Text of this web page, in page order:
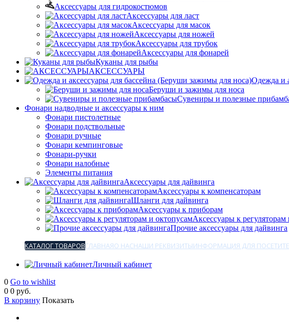
Аксессуары для гидрокостюмов
Аксессуары для ласт
Аксессуары для масок
Аксессуары для ножей
Аксессуары для трубок
Аксессуары для фонарей
Куканы для рыбы
АКСЕССУАРЫ
Одежда и
Беруши и зажимы для носа
Сувениры и полезные
Фонари надводные и аксессуары к ним
Фонари пистолетные
Фонари подствольные
Фонари ручные
Фонари кемпинговые
Фонари-ручки
Фонари налобные
Элементы питания
Аксессуары для дайвинга
Аксессуары к компенсаторам
Шланги для дайвинга
Аксессуары к приборам
Аксессуары к
Прочие аксессуары для дайвинга
КАТАЛОГ ТОВАРОВГЛАВНАЯО НАСНАШИ РЕКВИЗИТЫИНФОРМАЦИЯ ДЛЯ
Личный кабинет
0 Go to wishlist
0 0 руб.
В корзину Показать